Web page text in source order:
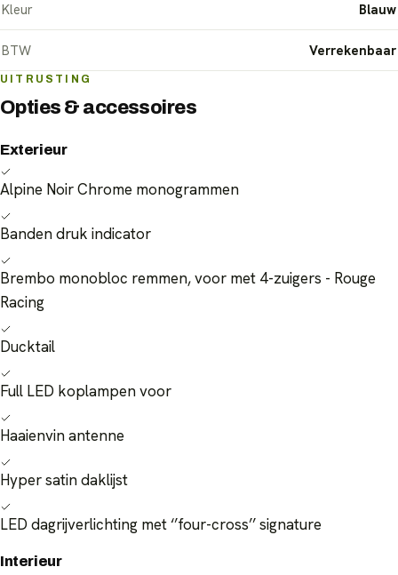
Kleur Blauw
BTW Verrekenbaar
UITRUSTING
Opties & accessoires
Exterieur
Alpine Noir Chrome monogrammen
Banden druk indicator
Brembo monobloc remmen, voor met 4-zuigers - Rouge
Racing
Ducktail
Full LED koplampen voor
Haaienvin antenne
Hyper satin daklijst
LED dagrijverlichting met ‘’four-cross’’ signature
Interieur